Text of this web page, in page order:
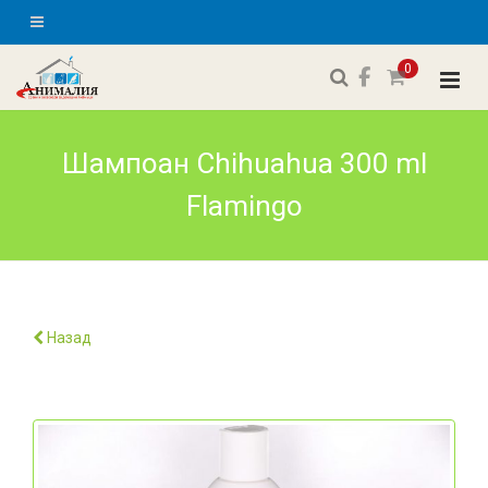
0
Шампоан Chihuahua 300 ml
Flamingo
Назад